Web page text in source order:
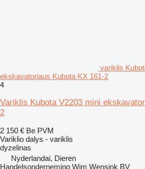
variklis
ekskavatoriaus Kubota KX 161-2
4
Variklis Kubota V2203 mini
2
2 150 € Be PVM
Variklio dalys - variklis
dyzelinas
Nyderlandai, Dieren
Handelsonderneming Wim Wensink BV